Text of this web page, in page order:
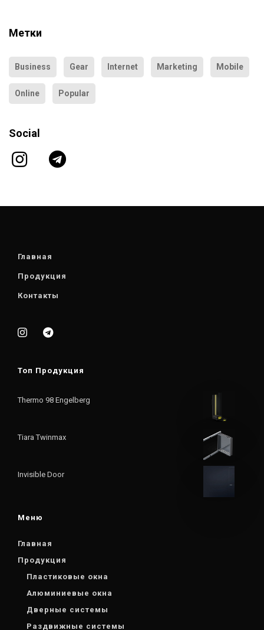
Метки
Business Gear Internet Marketing Mobile
Online Popular
Social
Главная
Продукция
Контакты
Топ Продукция
Thermo 98 Engelberg
Tiara Twinmax
Invisible Door
Меню
Главная
Продукция
Пластиковые окна
Алюминиевые окна
Дверные системы
Раздвижные системы